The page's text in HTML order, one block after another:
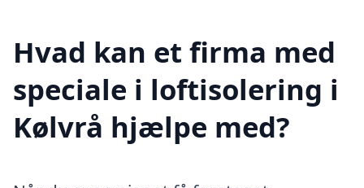
Hvad kan et firma med
speciale i loftisolering i
Kølvrå hjælpe med?